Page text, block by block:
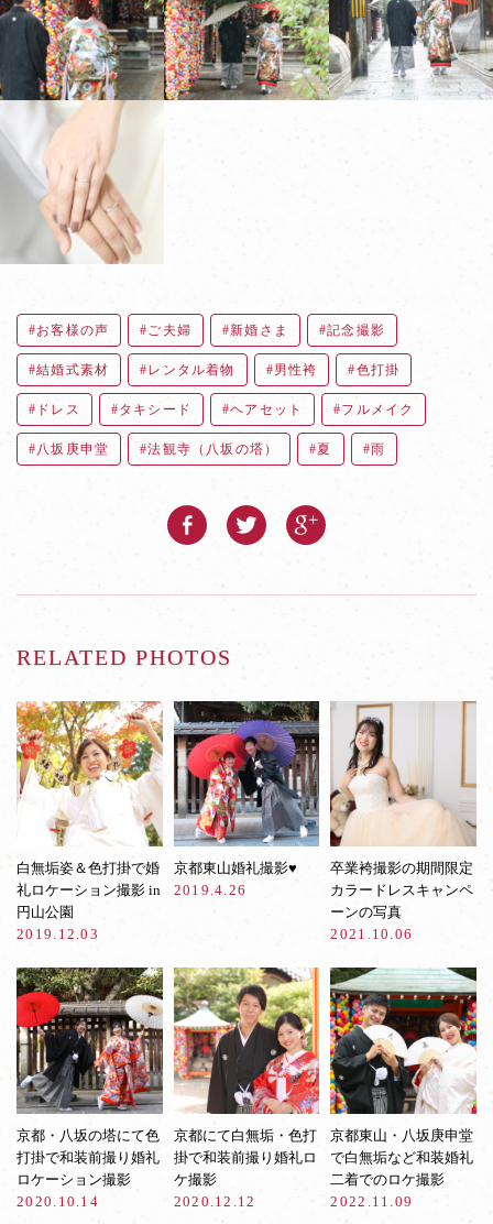
お客様の声 ご夫婦 新婚さま 記念撮影
結婚式素材 レンタル着物 男性袴 色打掛
ドレス タキシード ヘアセット フルメイク
八坂庚申堂 法観寺（八坂の塔） 夏 雨
RELATED PHOTOS
白無垢姿＆色打掛で婚
礼ロケーション撮影 in
円山公園
2019.12.03
京都東山婚礼撮影♥︎
2019.4.26
卒業袴撮影の期間限定
カラードレスキャンペ
ーンの写真
2021.10.06
京都・八坂の塔にて色
打掛で和装前撮り婚礼
ロケーション撮影
2020.10.14
京都にて白無垢・色打
掛で和装前撮り婚礼ロ
ケ撮影
2020.12.12
京都東山・八坂庚申堂
で白無垢など和装婚礼
二着でのロケ撮影
2022.11.09